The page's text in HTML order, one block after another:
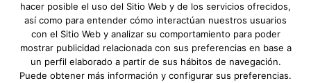
Aviso Legal |Política de privacidad|Descargo
de responsabilidad|Requerimientos
mínimos|Fundación Lovexair|Terminos de
servicio| Copyright © Lovexair
hacer posible el uso del Sitio Web y de los servicios ofrecidos,
así como para entender cómo interactúan nuestros usuarios
con el Sitio Web y analizar su comportamiento para poder
mostrar publicidad relacionada con sus preferencias en base a
un perfil elaborado a partir de sus hábitos de navegación.
Puede obtener más información y configurar sus preferencias.